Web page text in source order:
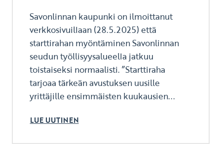
Savonlinnan kaupunki on ilmoittanut
verkkosivuillaan (28.5.2025) että
starttirahan myöntäminen Savonlinnan
seudun työllisyysalueella jatkuu
toistaiseksi normaalisti. ”Starttiraha
tarjoaa tärkeän avustuksen uusille
yrittäjille ensimmäisten kuukausien...
LUE UUTINEN